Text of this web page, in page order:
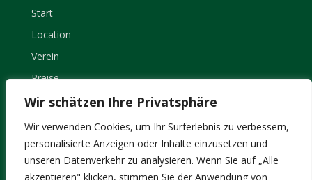
Wir schätzen Ihre Privatsphäre
Wir verwenden Cookies, um Ihr Surferlebnis zu verbessern,
personalisierte Anzeigen oder Inhalte einzusetzen und
unseren Datenverkehr zu analysieren. Wenn Sie auf „Alle
akzeptieren" klicken, stimmen Sie der Anwendung von
Start
Location
Verein
Preise
Kontakt
Impressum
Datenschutz